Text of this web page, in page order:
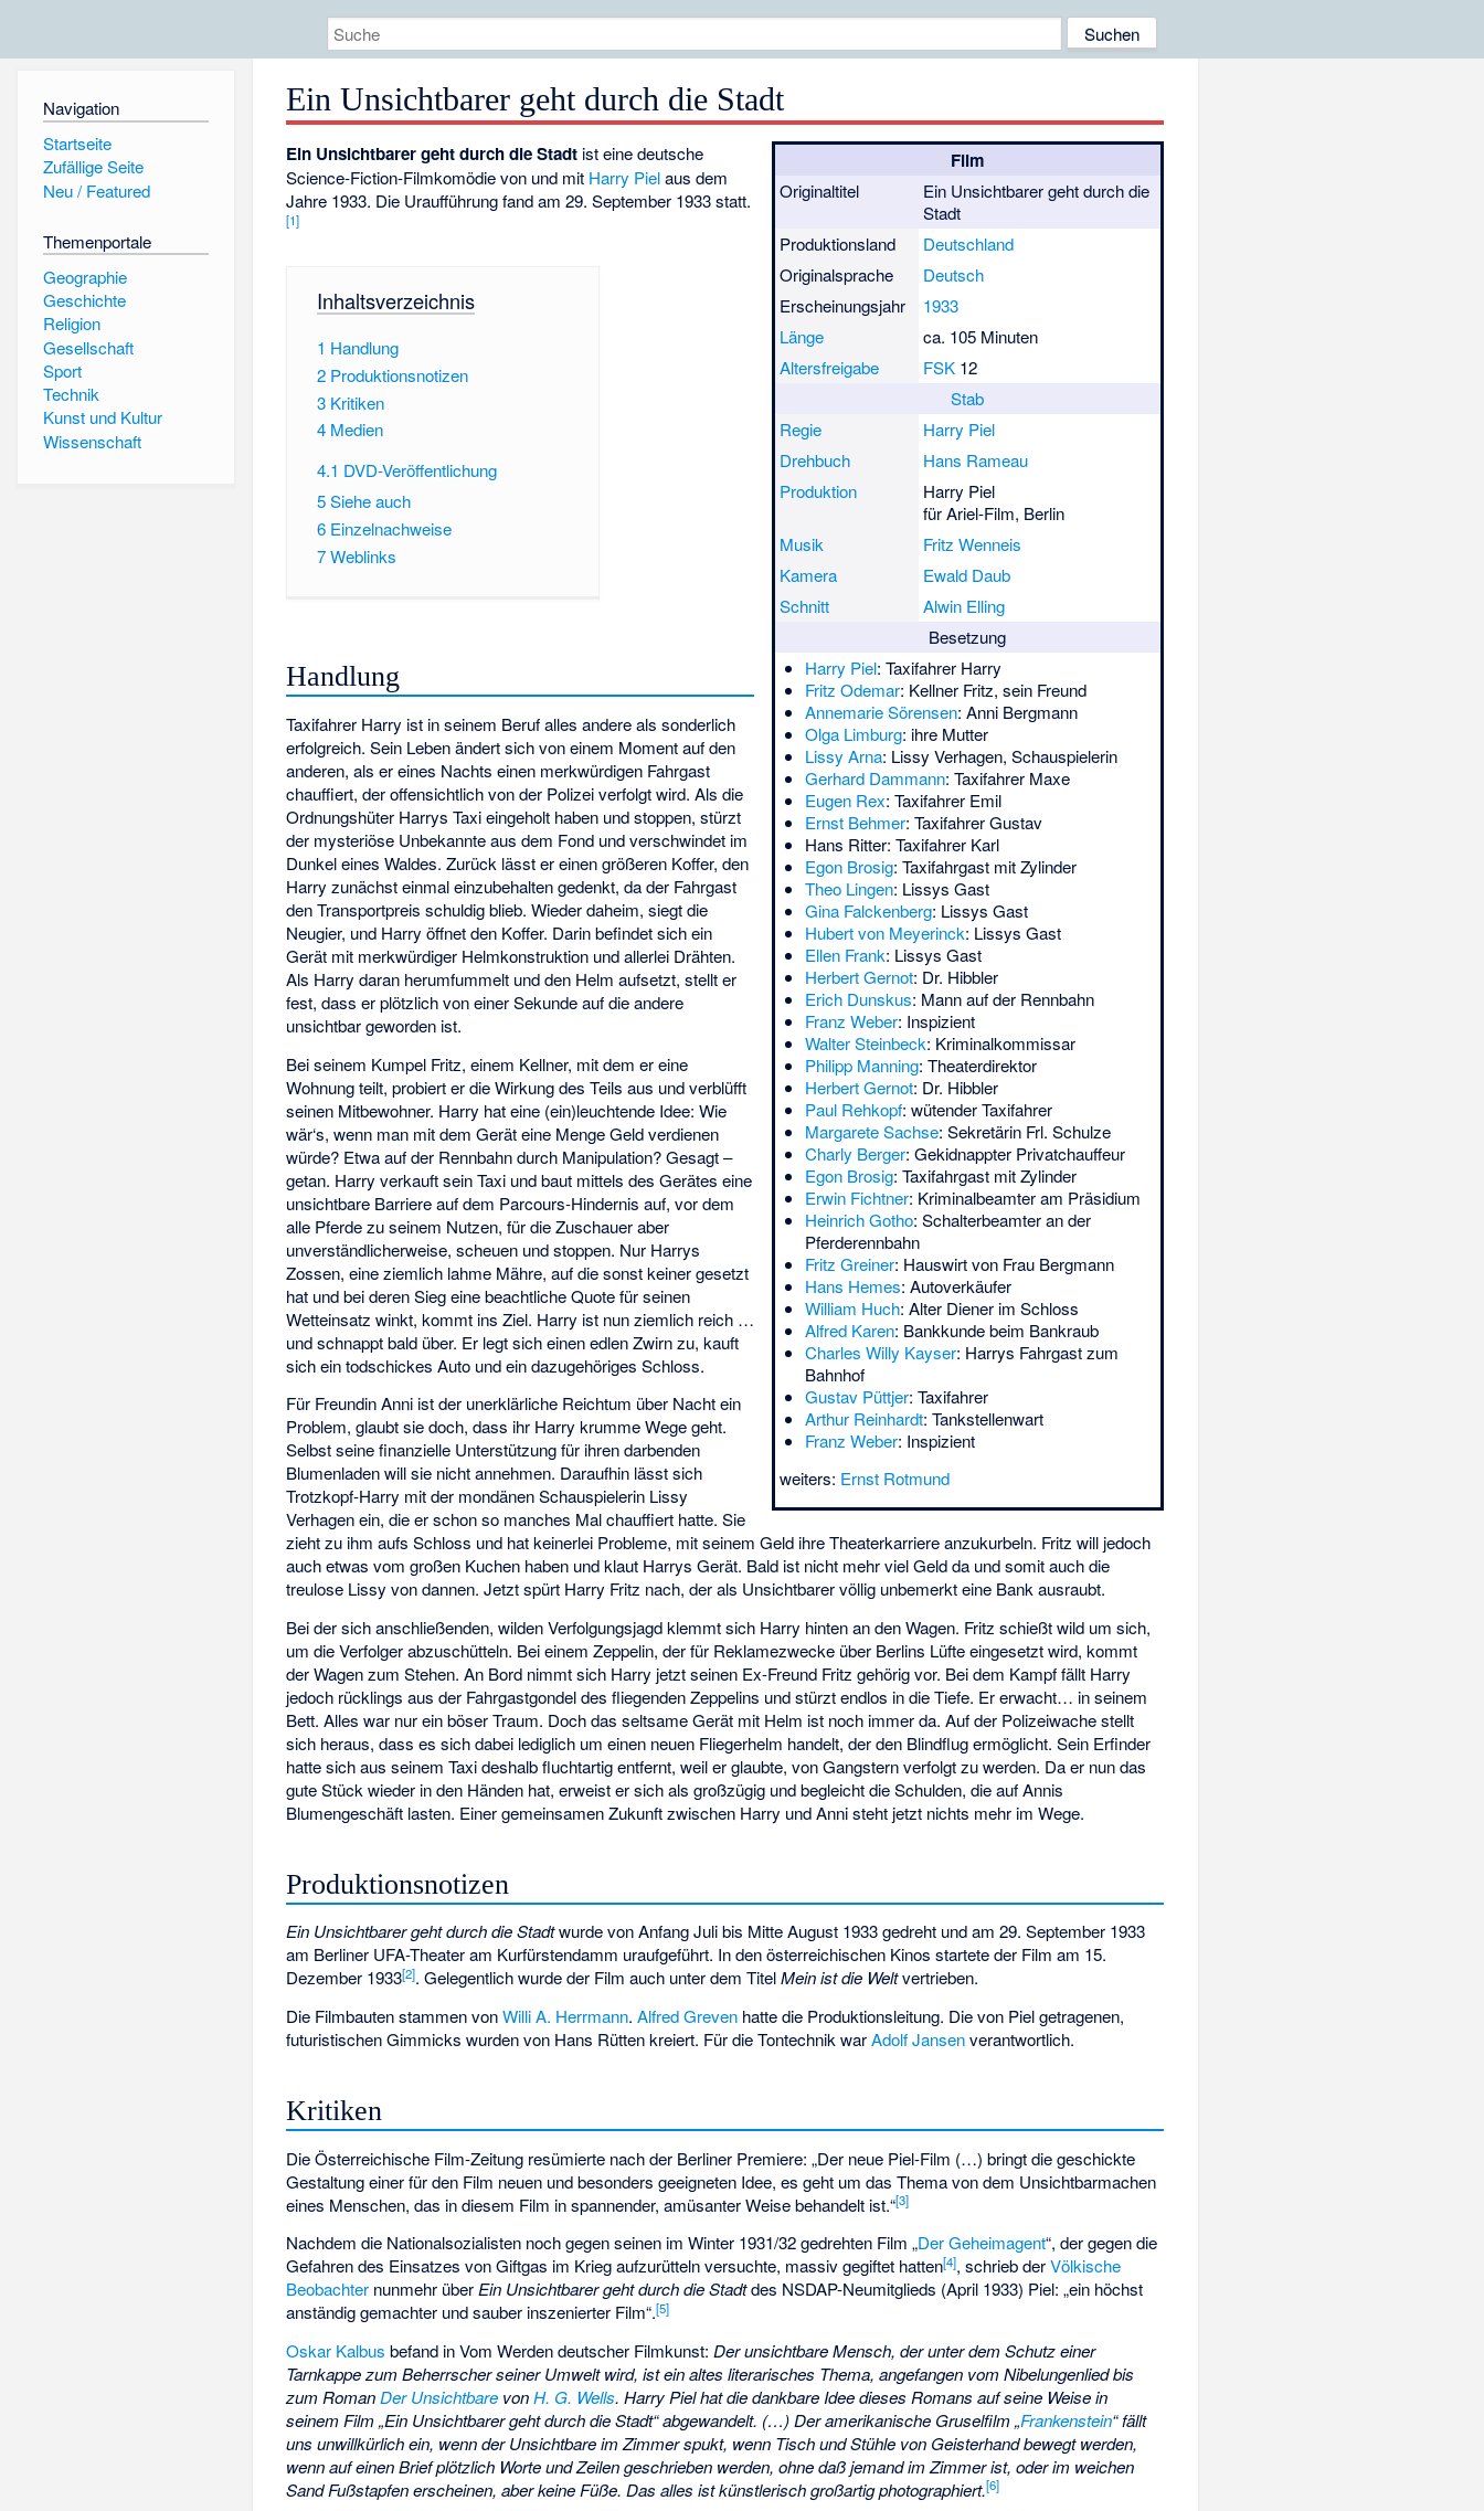
Navigation
Startseite
Zufällige Seite
Neu / Featured
Themenportale
Geographie
Geschichte
Religion
Gesellschaft
Sport
Technik
Kunst und Kultur
Wissenschaft
Ein Unsichtbarer geht durch die Stadt
Film
Originaltitel
Ein Unsichtbarer geht durch die
Stadt
Produktionsland
Deutschland
Originalsprache
Deutsch
Erscheinungsjahr
1933
Länge
ca. 105 Minuten
Altersfreigabe
FSK 12
Stab
Regie
Harry Piel
Drehbuch
Hans Rameau
Produktion
Harry Piel
für Ariel-Film, Berlin
Musik
Fritz Wenneis
Kamera
Ewald Daub
Schnitt
Alwin Elling
Besetzung
Harry Piel: Taxifahrer Harry
Fritz Odemar: Kellner Fritz, sein Freund
Annemarie Sörensen: Anni Bergmann
Olga Limburg: ihre Mutter
Lissy Arna: Lissy Verhagen, Schauspielerin
Gerhard Dammann: Taxifahrer Maxe
Eugen Rex: Taxifahrer Emil
Ernst Behmer: Taxifahrer Gustav
Hans Ritter: Taxifahrer Karl
Egon Brosig: Taxifahrgast mit Zylinder
Theo Lingen: Lissys Gast
Gina Falckenberg: Lissys Gast
Hubert von Meyerinck: Lissys Gast
Ellen Frank: Lissys Gast
Herbert Gernot: Dr. Hibbler
Erich Dunskus: Mann auf der Rennbahn
Franz Weber: Inspizient
Walter Steinbeck: Kriminalkommissar
Philipp Manning: Theaterdirektor
Herbert Gernot: Dr. Hibbler
Paul Rehkopf: wütender Taxifahrer
Margarete Sachse: Sekretärin Frl. Schulze
Charly Berger: Gekidnappter Privatchauffeur
Egon Brosig: Taxifahrgast mit Zylinder
Erwin Fichtner: Kriminalbeamter am Präsidium
Heinrich Gotho: Schalterbeamter an der
Pferderennbahn
Fritz Greiner: Hauswirt von Frau Bergmann
Hans Hemes: Autoverkäufer
William Huch: Alter Diener im Schloss
Alfred Karen: Bankkunde beim Bankraub
Charles Willy Kayser: Harrys Fahrgast zum
Bahnhof
Gustav Püttjer: Taxifahrer
Arthur Reinhardt: Tankstellenwart
Franz Weber: Inspizient
weiters: Ernst Rotmund
Ein Unsichtbarer geht durch die Stadt ist eine deutsche
Science-Fiction-Filmkomödie von und mit Harry Pielaus dem
Jahre 1933. Die Uraufführung fand am 29. September 1933 statt.
[1]
Inhaltsverzeichnis
1 Handlung
2 Produktionsnotizen
3 Kritiken
4 Medien
4.1 DVD-Veröffentlichung
5Siehe auch
6 Einzelnachweise
7Weblinks
Handlung
Taxifahrer Harry ist in seinem Beruf alles andere als sonderlich
erfolgreich. Sein Leben ändert sich von einem Moment auf den
anderen, als er eines Nachts einen merkwürdigen Fahrgast
chauffiert, der offensichtlich von der Polizei verfolgt wird. Als die
Ordnungshüter Harrys Taxi eingeholt haben und stoppen, stürzt
der mysteriöse Unbekannte aus dem Fond und verschwindet im
Dunkel eines Waldes. Zurück lässt er einen größeren Koffer, den
Harry zunächst einmal einzubehalten gedenkt, da der Fahrgast
den Transportpreis schuldig blieb. Wieder daheim, siegt die
Neugier, und Harry öffnet den Koffer. Darin befindet sich ein
Gerät mit merkwürdiger Helmkonstruktion und allerlei Drähten.
Als Harry daran herumfummelt und den Helm aufsetzt, stellt er
fest, dass er plötzlich von einer Sekunde auf die andere
unsichtbar geworden ist.
Bei seinem Kumpel Fritz, einem Kellner, mit dem er eine
Wohnung teilt, probiert er die Wirkung des Teils aus und verblüfft
seinen Mitbewohner. Harry hat eine (ein)leuchtende Idee: Wie
wär‘s, wenn man mit dem Gerät eine Menge Geld verdienen
würde? Etwa auf der Rennbahn durch Manipulation? Gesagt –
getan. Harry verkauft sein Taxi und baut mittels des Gerätes eine
unsichtbare Barriere auf dem Parcours-Hindernis auf, vor dem
alle Pferde zu seinem Nutzen, für die Zuschauer aber
unverständlicherweise, scheuen und stoppen. Nur Harrys
Zossen, eine ziemlich lahme Mähre, auf die sonst keiner gesetzt
hat und bei deren Sieg eine beachtliche Quote für seinen
Wetteinsatz winkt, kommt ins Ziel. Harry ist nun ziemlich reich …
und schnappt bald über. Er legt sich einen edlen Zwirn zu, kauft
sich ein todschickes Auto und ein dazugehöriges Schloss.
Für Freundin Anni ist der unerklärliche Reichtum über Nacht ein
Problem, glaubt sie doch, dass ihr Harry krumme Wege geht.
Selbst seine finanzielle Unterstützung für ihren darbenden
Blumenladen will sie nicht annehmen. Daraufhin lässt sich
Trotzkopf-Harry mit der mondänen Schauspielerin Lissy
Verhagen ein, die er schon so manches Mal chauffiert hatte. Sie
zieht zu ihm aufs Schloss und hat keinerlei Probleme, mit seinem Geld ihre Theaterkarriere anzukurbeln. Fritz will jedoch
auch etwas vom großen Kuchen haben und klaut Harrys Gerät. Bald ist nicht mehr viel Geld da und somit auch die
treulose Lissy von dannen. Jetzt spürt Harry Fritz nach, der als Unsichtbarer völlig unbemerkt eine Bank ausraubt.
Bei der sich anschließenden, wilden Verfolgungsjagd klemmt sich Harry hinten an den Wagen. Fritz schießt wild um sich,
um die Verfolger abzuschütteln. Bei einem Zeppelin, der für Reklamezwecke über Berlins Lüfte eingesetzt wird, kommt
der Wagen zum Stehen. An Bord nimmt sich Harry jetzt seinen Ex-Freund Fritz gehörig vor. Bei dem Kampf fällt Harry
jedoch rücklings aus der Fahrgastgondel des fliegenden Zeppelins und stürzt endlos in die Tiefe. Er erwacht… in seinem
Bett. Alles war nur ein böser Traum. Doch das seltsame Gerät mit Helm ist noch immer da. Auf der Polizeiwache stellt
sich heraus, dass es sich dabei lediglich um einen neuen Fliegerhelm handelt, der den Blindflug ermöglicht. Sein Erfinder
hatte sich aus seinem Taxi deshalb fluchtartig entfernt, weil er glaubte, von Gangstern verfolgt zu werden. Da er nun das
gute Stück wieder in den Händen hat, erweist er sich als großzügig und begleicht die Schulden, die auf Annis
Blumengeschäft lasten. Einer gemeinsamen Zukunft zwischen Harry und Anni steht jetzt nichts mehr im Wege.
Produktionsnotizen
Ein Unsichtbarer geht durch die Stadtwurde von Anfang Juli bis Mitte August 1933 gedreht und am 29. September 1933
am Berliner UFA-Theater am Kurfürstendamm uraufgeführt. In den österreichischen Kinos startete der Film am 15.
Dezember 1933[2]. Gelegentlich wurde der Film auch unter dem TitelMein ist die Weltvertrieben.
Die Filmbauten stammen vonWilli A. Herrmann.Alfred Greven hatte die Produktionsleitung. Die von Piel getragenen,
futuristischen Gimmicks wurden von Hans Rütten kreiert. Für die Tontechnik warAdolf Jansenverantwortlich.
Kritiken
Die Österreichische Film-Zeitung resümierte nach der Berliner Premiere: „Der neue Piel-Film (…) bringt die geschickte
Gestaltung einer für den Film neuen und besonders geeigneten Idee, es geht um das Thema von dem Unsichtbarmachen
eines Menschen, das in diesem Film in spannender, amüsanter Weise behandelt ist.“[3]
Nachdem die Nationalsozialisten noch gegen seinen im Winter 1931/32 gedrehten Film „Der Geheimagent“, der gegen die
Gefahren des Einsatzes von Giftgas im Krieg aufzurütteln versuchte, massiv gegiftet hatten[4], schrieb derVölkische
Beobachter nunmehr überEin Unsichtbarer geht durch die Stadtdes NSDAP-Neumitglieds (April 1933) Piel: „ein höchst
anständig gemachter und sauber inszenierter Film“.[5]
Oskar Kalbus befand in Vom Werden deutscher Filmkunst:Der unsichtbare Mensch, der unter dem Schutz einer
Tarnkappe zum Beherrscher seiner Umwelt wird, ist ein altes literarisches Thema, angefangen vom Nibelungenlied bis
zum RomanDer Unsichtbare vonH. G. Wells. Harry Piel hat die dankbare Idee dieses Romans auf seine Weise in
seinem Film „Ein Unsichtbarer geht durch die Stadt“ abgewandelt. (…) Der amerikanische Gruselfilm „Frankenstein“ fällt
uns unwillkürlich ein, wenn der Unsichtbare im Zimmer spukt, wenn Tisch und Stühle von Geisterhand bewegt werden,
wenn auf einen Brief plötzlich Worte und Zeilen geschrieben werden, ohne daß jemand im Zimmer ist, oder im weichen
Sand Fußstapfen erscheinen, aber keine Füße. Das alles ist künstlerisch großartig photographiert.[6]